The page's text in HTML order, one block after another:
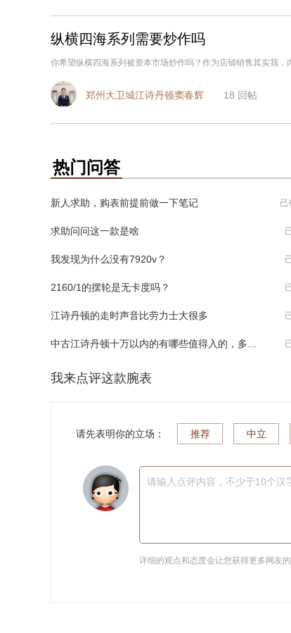
纵横四海系列需要炒作吗
你希望纵横四海系列被资本市场炒作吗？作为店铺销售其实我，
郑州大卫城江诗丹顿窦春辉 18 回帖
热门问答
新人求助，购表前提前做一下笔记 已
求助问问这一款是啥
我发现为什么没有7920v？
2160/1的摆轮是无卡度吗？
江诗丹顿的走时声音比劳力士大很多
我来点评这款腕表
请先表明你的立场： 推荐 中立
请输入点评内容，不少于10个汉
详细的观点和态度会让您获得更多网友的